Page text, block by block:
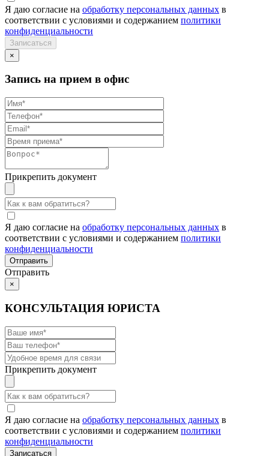
Я даю согласие на обработку персональных данных в
соответствии с условиями и содержанием политики
конфиденциальности
×
Запись на прием в офис
Прикрепить документ
Я даю согласие на обработку персональных данных в
соответствии с условиями и содержанием политики
конфиденциальности
Отправить
×
КОНСУЛЬТАЦИЯ ЮРИСТА
Прикрепить документ
Я даю согласие на обработку персональных данных в
соответствии с условиями и содержанием политики
конфиденциальности